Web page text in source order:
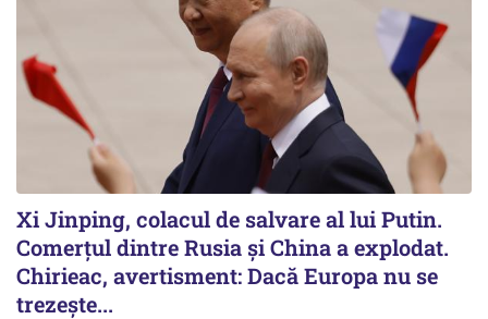
Xi Jinping, colacul de salvare al lui Putin.
Comerțul dintre Rusia și China a explodat.
Chirieac, avertisment: Dacă Europa nu se
trezește...